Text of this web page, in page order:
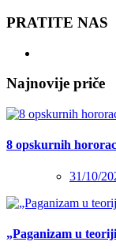
PRATITE NAS
Najnovije priče
8 opskurnih
31/10/
„Paganizam u